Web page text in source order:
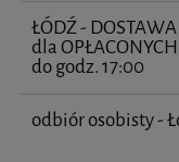
ŁÓDŹ -
dla
do godz. 17:00
odbiór osobisty -